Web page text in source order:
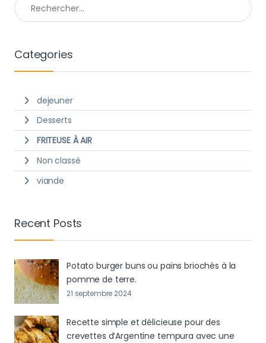
Categories
dejeuner
Desserts
FRITEUSE À AIR
Non classé
viande
Recent Posts
Potato burger buns ou pains briochés à la
pomme de terre.
21 septembre 2024
Recette simple et délicieuse pour des
crevettes d’Argentine tempura avec une